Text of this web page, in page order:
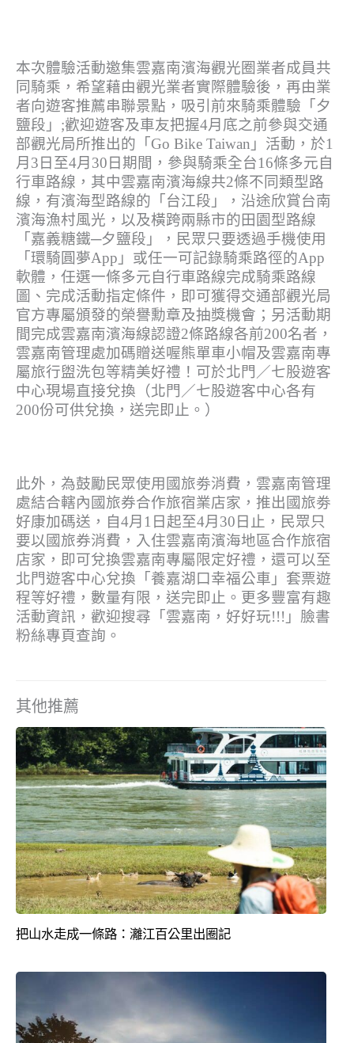
本次體驗活動邀集雲嘉南濱海觀光圈業者成員共
同騎乘，希望藉由觀光業者實際體驗後，再由業
者向遊客推薦串聯景點，吸引前來騎乘體驗「夕
鹽段」;歡迎遊客及車友把握4月底之前參與交通
部觀光局所推出的「Go Bike Taiwan」活動，於1
月3日至4月30日期間，參與騎乘全台16條多元自
行車路線，其中雲嘉南濱海線共2條不同類型路
線，有濱海型路線的「台江段」，沿途欣賞台南
濱海漁村風光，以及橫跨兩縣市的田園型路線
「嘉義糖鐵─夕鹽段」，民眾只要透過手機使用
「環騎圓夢App」或任一可記錄騎乘路徑的App
軟體，任選一條多元自行車路線完成騎乘路線
圖、完成活動指定條件，即可獲得交通部觀光局
官方專屬頒發的榮譽勳章及抽獎機會；另活動期
間完成雲嘉南濱海線認證2條路線各前200名者，
雲嘉南管理處加碼贈送喔熊單車小帽及雲嘉南專
屬旅行盥洗包等精美好禮！可於北門／七股遊客
中心現場直接兌換（北門／七股遊客中心各有
200份可供兌換，送完即止。）
此外，為鼓勵民眾使用國旅劵消費，雲嘉南管理
處結合轄內國旅券合作旅宿業店家，推出國旅劵
好康加碼送，自4月1日起至4月30日止，民眾只
要以國旅券消費，入住雲嘉南濱海地區合作旅宿
店家，即可兌換雲嘉南專屬限定好禮，還可以至
北門遊客中心兌換「養嘉湖口幸福公車」套票遊
程等好禮，數量有限，送完即止。更多豐富有趣
活動資訊，歡迎搜尋「雲嘉南，好好玩!!!」臉書
粉絲專頁查詢。
其他推薦
把山水走成一條路：灕江百公里出圈記